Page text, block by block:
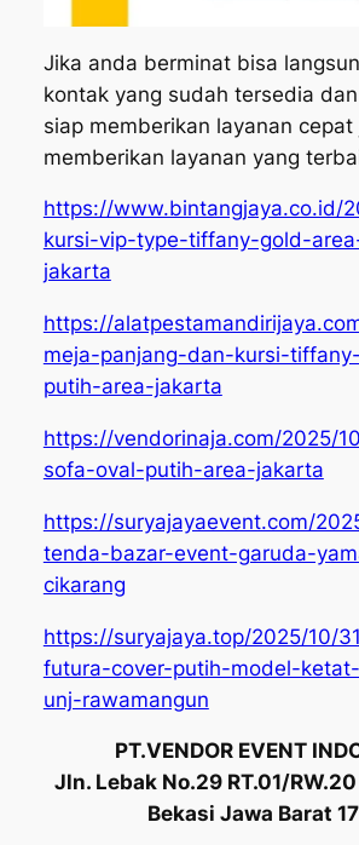
Jika anda berminat bisa
kontak yang sudah tersedia
siap memberikan layanan cepat
memberikan layanan yang
https://www.bintangjaya.co.id/
kursi-vip-type-tiffany-gold-
jakarta
https://
meja-panjang-dan-kursi-
putih-area-jakarta
https://vendorinaja.com/2025/
sofa-oval-putih-area-jakarta
https://suryajayaevent.com/
tenda-bazar-event-garuda-
cikarang
https://suryajaya.top/2025/10/
futura-cover-putih-model-
unj-rawamangun
PT.VENDOR EVENT
Jln. Lebak No.29 RT.01/
Bekasi Jawa Barat